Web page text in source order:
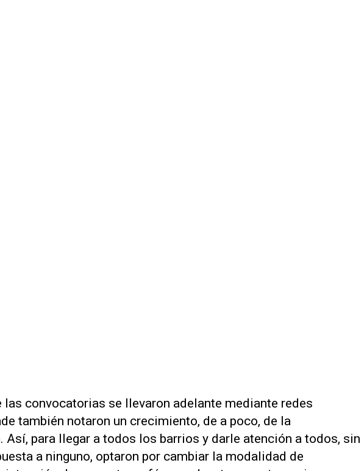
las convocatorias se llevaron adelante mediante redes
también notaron un crecimiento, de a poco, de la
Así, para llegar a todos los barrios y darle atención a todos, sin
a ninguno, optaron por cambiar la modalidad de